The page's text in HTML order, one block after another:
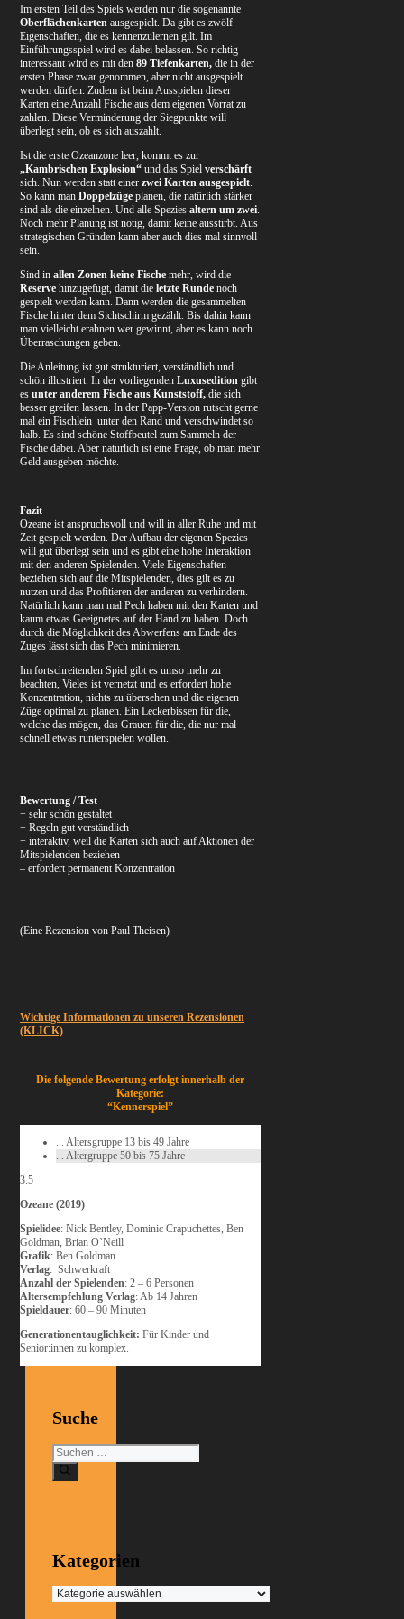
Im ersten Teil des Spiels werden nur die sogenannte
Oberflächenkarten ausgespielt. Da gibt es zwölf
Eigenschaften, die es kennenzulernen gilt. Im
Einführungsspiel wird es dabei belassen. So richtig
interessant wird es mit den89 Tiefenkarten, die in der
ersten Phase zwar genommen, aber nicht ausgespielt
werden dürfen. Zudem ist beim Ausspielen dieser
Karten eine Anzahl Fische aus dem eigenen Vorrat zu
zahlen. Diese Verminderung der Siegpunkte will
überlegt sein, ob es sich auszahlt.
Ist die erste Ozeanzone leer, kommt es zur
„Kambrischen Explosion“ und das Spielverschärft
sich. Nun werden statt einerzwei Karten ausgespielt.
So kann manDoppelzüge planen, die natürlich stärker
sind als die einzelnen. Und alle Speziesaltern um zwei.
Noch mehr Planung ist nötig, damit keine ausstirbt. Aus
strategischen Gründen kann aber auch dies mal sinnvoll
sein.
Sind inallen Zonen keine Fische mehr, wird die
Reserve hinzugefügt, damit dieletzte Runde noch
gespielt werden kann. Dann werden die gesammelten
Fische hinter dem Sichtschirm gezählt. Bis dahin kann
man vielleicht erahnen wer gewinnt, aber es kann noch
Überraschungen geben.
Die Anleitung ist gut strukturiert, verständlich und
schön illustriert. In der vorliegenden Luxusedition gibt
esunter anderem Fische aus Kunststoff, die sich
besser greifen lassen. In der Papp-Version rutscht gerne
mal ein Fischlein unter den Rand und verschwindet so
halb. Es sind schöne Stoffbeutel zum Sammeln der
Fische dabei. Aber natürlich ist eine Frage, ob man mehr
Geld ausgeben möchte.
Fazit
Ozeane ist anspruchsvoll und will in aller Ruhe und mit
Zeit gespielt werden. Der Aufbau der eigenen Spezies
will gut überlegt sein und es gibt eine hohe Interaktion
mit den anderen Spielenden. Viele Eigenschaften
beziehen sich auf die Mitspielenden, dies gilt es zu
nutzen und das Profitieren der anderen zu verhindern.
Natürlich kann man mal Pech haben mit den Karten und
kaum etwas Geeignetes auf der Hand zu haben. Doch
durch die Möglichkeit des Abwerfens am Ende des
Zuges lässt sich das Pech minimieren.
Im fortschreitenden Spiel gibt es umso mehr zu
beachten, Vieles ist vernetzt und es erfordert hohe
Konzentration, nichts zu übersehen und die eigenen
Züge optimal zu planen. Ein Leckerbissen für die,
welche das mögen, das Grauen für die, die nur mal
schnell etwas runterspielen wollen.
Bewertung / Test
+ sehr schön gestaltet
+ Regeln gut verständlich
+ interaktiv, weil die Karten sich auch auf Aktionen der
Mitspielenden beziehen
– erfordert permanent Konzentration
(Eine Rezension von Paul Theisen)
Wichtige Informationen zu unseren Rezensionen
(KLICK)
Die folgende Bewertung erfolgt innerhalb der
Kategorie:
“Kennerspiel”
... Altersgruppe 13 bis 49 Jahre
... Altergruppe 50 bis 75 Jahre
3.5
Ozeane (2019)
Spielidee: Nick Bentley, Dominic Crapuchettes, Ben
Goldman, Brian O’Neill
Grafik: Ben Goldman
Verlag: Schwerkraft
Anzahl der Spielenden: 2 – 6 Personen
Altersempfehlung Verlag: Ab 14 Jahren
Spieldauer: 60 – 90 Minuten
Generationentauglichkeit:Für Kinder und
Senior:innen zu komplex.
Suche
Suchen
nach:
Kategorien
Kategorien